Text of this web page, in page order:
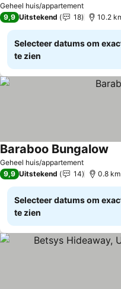
Geheel huis/appartement
9,9 Uitstekend 18 10.2
Selecteer datums om
te zien
Geheel huis/appartement
Baraboo Bungalow
9,9 Uitstekend 14 0.8
Selecteer datums om
te zien